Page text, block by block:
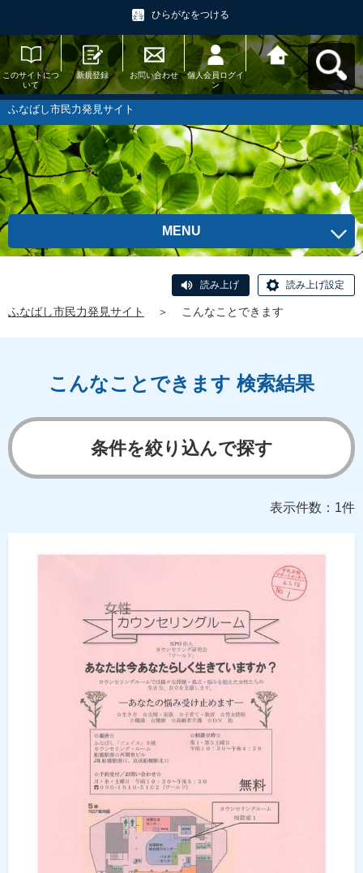
ひらがなをつける
このサイトにつ
いて
新規登録 お問い合わせ
個人会員ログイ
ン
ふなばし市民力
発見サイトへ戻
る
ふなばし市民力発見サイト
MENU
読み上げ 読み上げ設定
ふなばし市民力発見サイト ＞ こんなことできます
こんなことできます 検索結果
条件を絞り込んで探す
表示件数：1件